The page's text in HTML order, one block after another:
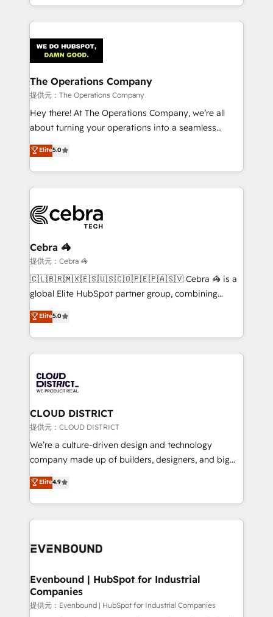
smarter with AI and HubSpot.
solutions to complex GTM and RevOps challenges.
Our Expertise 🔹 Onboarding & Implementation:
tailored to your GTM motion. 🔹 Migrations:
Accredited HubSpot Partner, ensuring migration
from other CRMs to HubSpot without data loss or
downtime. 🔹 RevOps Strategy: Align teams,
processes, and data to drive revenue efficiency. 🔹
Integrations: Connect HubSpot with your tech stack
tailored apps, workflows, and configurations. We are
SOC 2 Type II and ISO 27001 certified, reinforcing
OneMetric that matters most: revenue.
The Operations Company
提供元：The Operations Company
Hey there! At The Operations Company, we’re all
about turning your operations into a seamless
experience that powers real results. We specialize in
transforming complex systems into efficient,
scalable solutions that work across your entire
organization. We’re a unique blend of deep HubSpot
operational know-how. We know that no two
businesses are alike, so we don’t do cookie-cutter
solutions. Instead, we dive in to understand your
needs, goals, and challenges to deliver solutions that
fit like a glove. We’re committed to being both
highly effective and fun to work with. We believe in
relationships. Your success is our success, and we’re
all in this together! From startup to enterprise, we’ll
what matters most: growing your business and
wowing your customers. Let’s make HubSpot work
Elite5.0
Cebra 🦓
提供元：Cebra 🦓
🇨🇱🇧🇷🇲🇽🇪🇸🇺🇸🇨🇴🇵🇪🇵🇦🇸🇻 Cebra 🦓 is a
global Elite HubSpot partner group, combining
technology, marketing and media expertise across
Latin America and Southern Europe, with teams
across 9 countries. Born in Chile, we combine local
insight with international reach to help businesses
HubSpot implementations, building end-to-end
solutions that integrate CRM, AI automation, inbound
and loop marketing, content, and digital creativity.
Our multicultural team works in Spanish, Portuguese,
and English to design scalable strategies that drive
measurable growth. 🌎 Highlights: • 10+ years as a
Migration Excellence. • Top 3 Partner of the Year
LATAM 2022, 2023, 2024, 2025. • Partner of the Year
with HubSpot? Let Cebra’s experts help you grow
Elite5.0
CLOUD DISTRICT
提供元：CLOUD DISTRICT
We’re a culture-driven design and technology
company made up of builders, designers, and big
thinkers. We blend strategy, design, and
development—always fueled by curiosity—to turn
ideas, opportunities, and challenges into meaningful
experiences. To us, technology is more than just
and—most importantly—simple. That’s why we lean
products and strategies that actually make a
difference.
Elite4.9
Evenbound | HubSpot for Industrial
Companies
提供元：Evenbound | HubSpot for Industrial Companies